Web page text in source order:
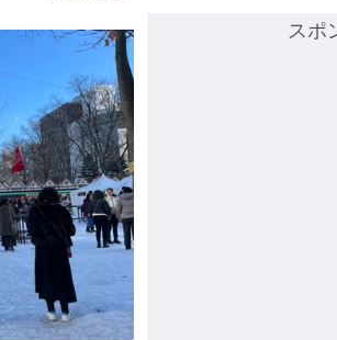
スポ